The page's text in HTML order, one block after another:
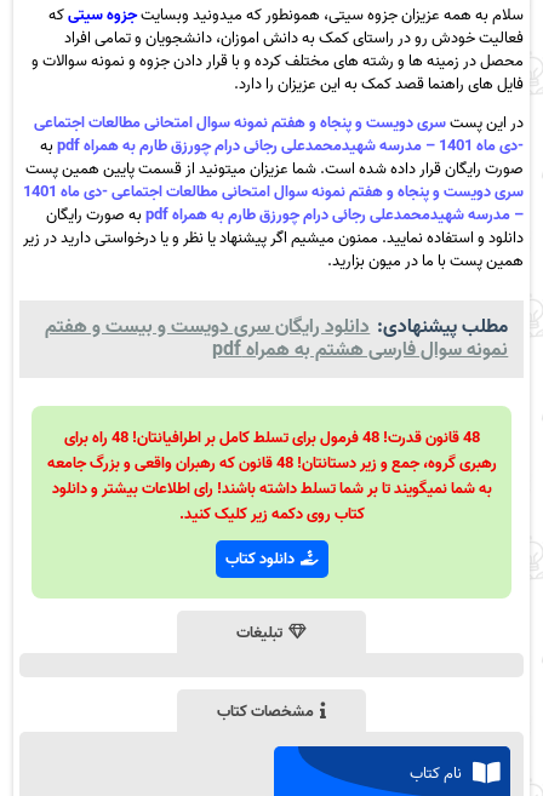
سلام به همه عزیزان جزوه سیتی، همونطور که میدونید وبسایتجزوه سیتیکه
فعالیت خودش رو در راستای کمک به دانش اموزان، دانشجویان و تمامی افراد
محصل در زمینه ها و رشته های مختلف کرده و با قرار دادن جزوه و نمونه سوالات و
فایل های راهنما قصد کمک به این عزیزان را دارد.
در این پستسری دویست و پنجاه و هفتم نمونه سوال امتحانی مطالعات اجتماعی
-دی ماه 1401 – مدرسه شهیدمحمدعلی رجائی درام چورزق طارم به همراه pdf
به
صورت رایگان قرار داده شده است. شما عزیزان میتونید از قسمت پایین همین پست
سری دویست و پنجاه و هفتم نمونه سوال امتحانی مطالعات اجتماعی -دی ماه 1401
– مدرسه شهیدمحمدعلی رجائی درام چورزق طارم به همراه pdf
به صورت رایگان
دانلود و استفاده نمایید. ممنون میشیم اگر پیشنهاد یا نظر و یا درخواستی دارید در زیر
همین پست با ما در میون بزارید.
مطلب پیشنهادی: دانلود رایگان سری دویست و بیست و هفتم
نمونه سوال فارسی هشتم به همراه pdf
48 قانون قدرت! 48 فرمول برای تسلط کامل بر اطرافیانتان! 48 راه برای
رهبری گروه، جمع و زیر دستانتان! 48 قانون که رهبران واقعی و بزرگ جامعه
به شما نمیگویند تا بر شما تسلط داشته باشند! رای اطلاعات بیشتر و دانلود
کتاب روی دکمه زیر کلیک کنید.
دانلود کتاب
تبلیغات
مشخصات کتاب
نام کتاب